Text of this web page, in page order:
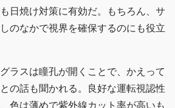
日焼け対策に有効だ。もちろん、サ
のなかで視界を確保するのにも役立
ラスは瞳孔が開くことで、かえって
の話も聞かれる。良好な運転視認性
色は薄めで紫外線カット率が高いも